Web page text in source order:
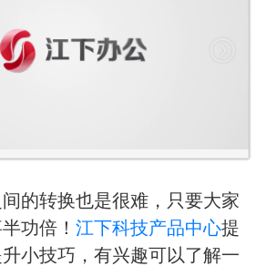
的转换也是很难，只要大家
功倍！ 江下科技产品中心提
小技巧，有兴趣可以了解一